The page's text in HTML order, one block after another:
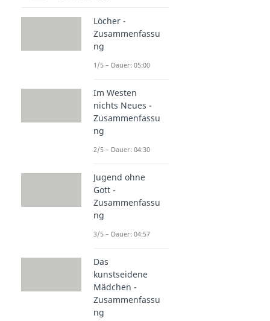
Löcher -
Zusammenfassu
ng
1/5 – Dauer: 05:00
Im Westen
nichts Neues -
Zusammenfassu
ng
2/5 – Dauer: 04:30
Jugend ohne
Gott -
Zusammenfassu
ng
3/5 – Dauer: 04:57
Das
kunstseidene
Mädchen -
Zusammenfassu
ng